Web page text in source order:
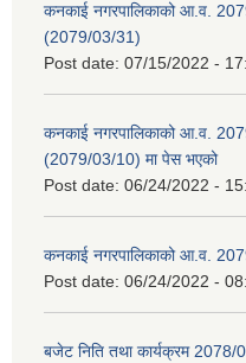
कनकाई नगरपालिकाको आ.व.
(2079/03/31)
Post date: 07/15/2022 -
कनकाई नगरपालिकाको आ.व.
(2079/03/10) मा पेस भएको
Post date: 06/24/2022 -
कनकाई नगरपालिकाको आ.व.
Post date: 06/24/2022 -
बजेट निति तथा कार्यक्रम 2078/